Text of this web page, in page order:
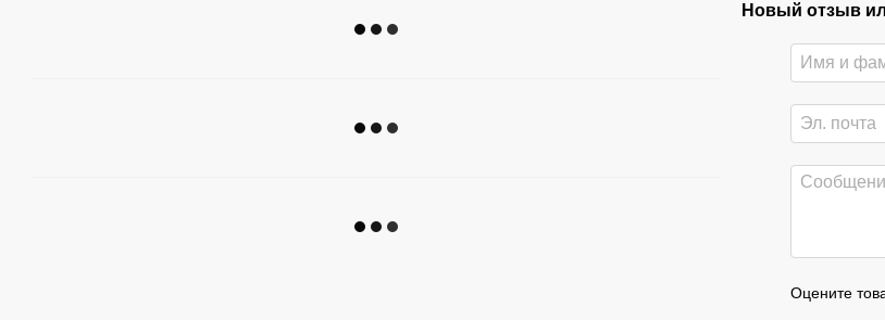
Новый отзыв
Оцените